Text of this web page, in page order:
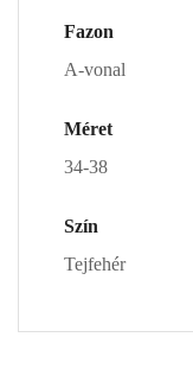
Fazon
A-vonal
Méret
34-38
Szín
Tejfehér